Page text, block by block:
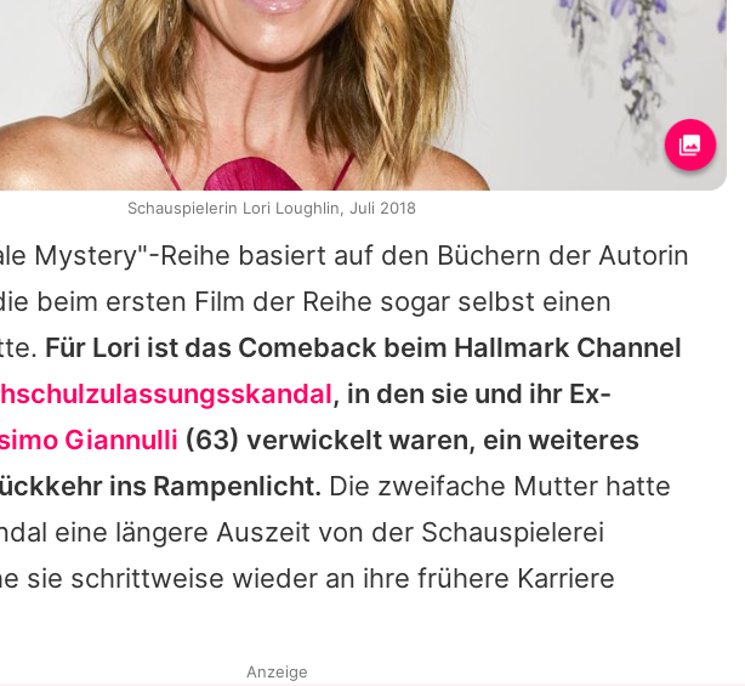
Mystery"-Reihe basiert auf den Büchern der Autorin
beim ersten Film der Reihe sogar selbst einen
Für Lori ist das Comeback beim Hallmark Channel
, in den sie und ihr Ex-
Giannulli (63) verwickelt waren, ein weiteres
ins Rampenlicht. Die zweifache Mutter hatte
eine längere Auszeit von der Schauspielerei
sie schrittweise wieder an ihre frühere Karriere
Schauspielerin Lori Loughlin, Juli 2018
Anzeige